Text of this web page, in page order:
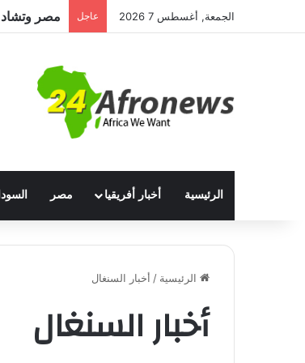
الجمعة, أغسطس 7 2026 عاجل مصر وتشاد
الرئيسية أخبار أفريقيا مصر
الرئيسية / أخبار السنغال
أخبار السنغال